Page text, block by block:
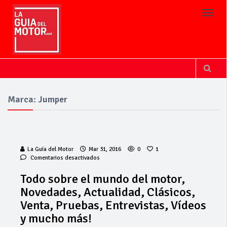
Marca: Jumper
La Guía del Motor Mar 31, 2016 0
1
Comentarios desactivados
el
mundo
del
motor,
Todo sobre el mundo del motor,
Novedades, Actualidad, Clásicos,
Venta, Pruebas, Entrevistas, Vídeos
y mucho más!